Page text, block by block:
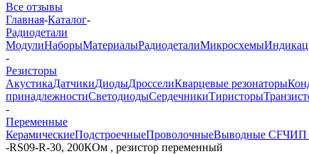
Все отзывы
Главная-Каталог-
Радиодетали
МодулиНаборыМатериалыРадиодеталиМикросхемы
-
Резисторы
АкустикаДатчикиДиодыДросселиКварцевые резонаторы
принадлежностиСветодиодыСердечникиТиристоры
-
Переменные
КерамическиеПодстроечныеПроволочныеВыводные CFЧИП
-RS09-R-30, 200КОм , резистор переменный